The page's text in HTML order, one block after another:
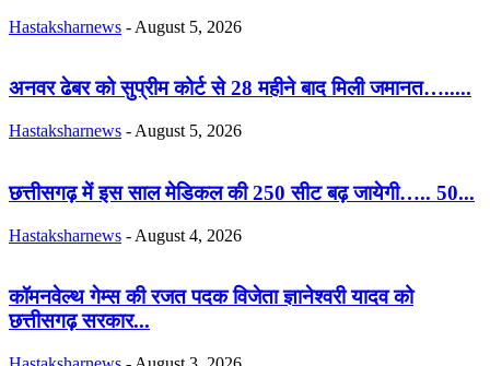
Hastaksharnews - August 5, 2026
अनवर ढेबर को सुप्रीम कोर्ट से 28 महीने बाद मिली जमानत….....
Hastaksharnews - August 5, 2026
छत्तीसगढ़ में इस साल मेडिकल की 250 सीट बढ़ जायेगी….. 50...
Hastaksharnews - August 4, 2026
कॉमनवेल्थ गेम्स की रजत पदक विजेता ज्ञानेश्वरी यादव को
छत्तीसगढ़ सरकार...